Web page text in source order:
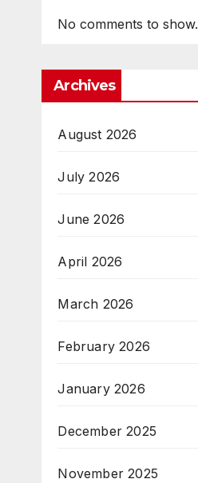
No comments to show.
Archives
August 2026
July 2026
June 2026
April 2026
March 2026
February 2026
January 2026
December 2025
November 2025